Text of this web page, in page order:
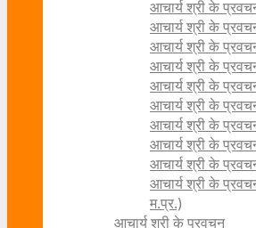
आचार्य श्री के
आचार्य श्री के
आचार्य श्री के
आचार्य श्री के
आचार्य श्री के
आचार्य श्री के
आचार्य श्री के
आचार्य श्री के
आचार्य श्री के
आचार्य श्री के
म.प्र.)
आचार्य श्री के प्रवचन